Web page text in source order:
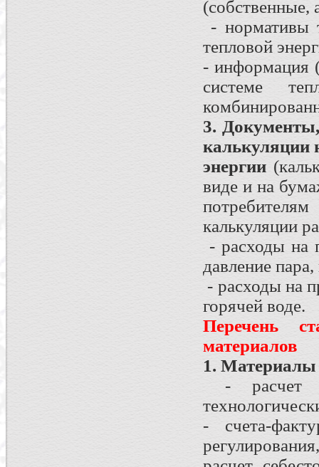
(собственные,
- нормативы
тепловой
- информация
системе
3.
калькуляции
энергии
виде и на
калькуляции
- расходы на
давление
- расходы на
горячей воде.
Перечень
материалов
1. Материалы
- расчет
- счета-